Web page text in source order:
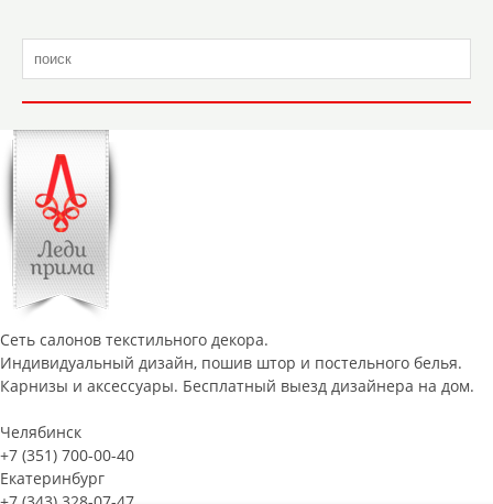
Сеть салонов текстильного декора.
Индивидуальный дизайн, пошив штор и постельного белья.
Карнизы и аксессуары. Бесплатный выезд дизайнера на дом.
Челябинск
+7 (351) 700-00-40
Екатеринбург